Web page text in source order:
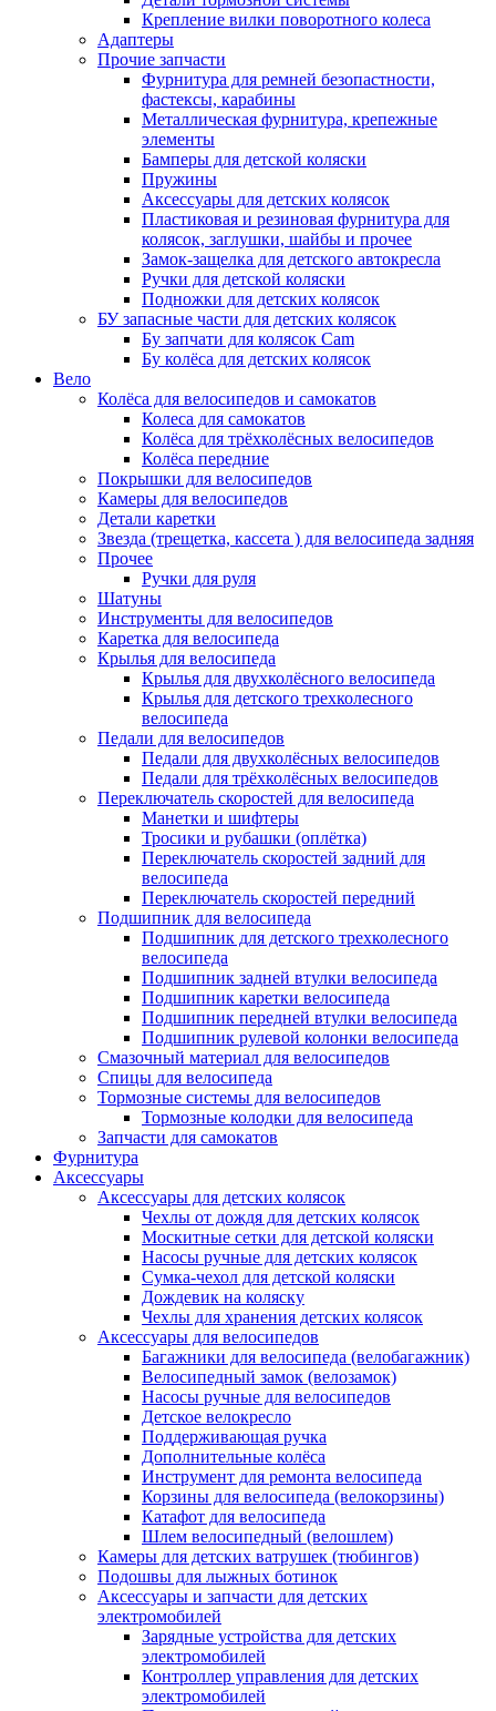
Крепление вилки поворотного колеса
Адаптеры
Прочие запчасти
Фурнитура для ремней безопастности,
фастексы, карабины
Металлическая фурнитура, крепежные
элементы
Бамперы для детской коляски
Пружины
Аксессуары для детских колясок
Пластиковая и резиновая фурнитура для
колясок, заглушки, шайбы и прочее
Замок-защелка для детского автокресла
Ручки для детской коляски
Подножки для детских колясок
БУ запасные части для детских колясок
Бу запчати для колясок Cam
Бу колёса для детских колясок
Вело
Колёса для велосипедов и самокатов
Колеса для самокатов
Колёса для трёхколёсных велосипедов
Колёса передние
Покрышки для велосипедов
Камеры для велосипедов
Детали каретки
Звезда (трещетка, кассета ) для велосипеда задняя
Прочее
Ручки для руля
Шатуны
Инструменты для велосипедов
Каретка для велосипеда
Крылья для велосипеда
Крылья для двухколёсного велосипеда
Крылья для детского трехколесного
велосипеда
Педали для велосипедов
Педали для двухколёсных велосипедов
Педали для трёхколёсных велосипедов
Переключатель скоростей для велосипеда
Манетки и шифтеры
Тросики и рубашки (оплётка)
Переключатель скоростей задний для
велосипеда
Переключатель скоростей передний
Подшипник для велосипеда
Подшипник для детского трехколесного
велосипеда
Подшипник задней втулки велосипеда
Подшипник каретки велосипеда
Подшипник передней втулки велосипеда
Подшипник рулевой колонки велосипеда
Смазочный материал для велосипедов
Спицы для велосипеда
Тормозные системы для велосипедов
Тормозные колодки для велосипеда
Запчасти для самокатов
Фурнитура
Аксессуары
Аксессуары для детских колясок
Чехлы от дождя для детских колясок
Москитные сетки для детской коляски
Насосы ручные для детских колясок
Сумка-чехол для детской коляски
Дождевик на коляску
Чехлы для хранения детских колясок
Аксессуары для велосипедов
Багажники для велосипеда (велобагажник)
Велосипедный замок (велозамок)
Насосы ручные для велосипедов
Детское велокресло
Поддерживающая ручка
Дополнительные колёса
Инструмент для ремонта велосипеда
Корзины для велосипеда (велокорзины)
Катафот для велосипеда
Шлем велосипедный (велошлем)
Камеры для детских ватрушек (тюбингов)
Подошвы для лыжных ботинок
Аксессуары и запчасти для детских
электромобилей
Зарядные устройства для детских
электромобилей
Контроллер управления для детских
электромобилей